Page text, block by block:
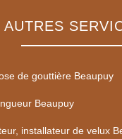
AUTRES
de gouttière Beaupuy
Beaupuy
installateur de velux